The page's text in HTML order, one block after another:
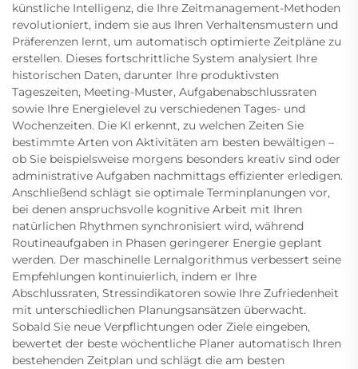
künstliche Intelligenz, die Ihre Zeitmanagement-Methoden
revolutioniert, indem sie aus Ihren Verhaltensmustern und
Präferenzen lernt, um automatisch optimierte Zeitpläne zu
erstellen. Dieses fortschrittliche System analysiert Ihre
historischen Daten, darunter Ihre produktivsten
Tageszeiten, Meeting-Muster, Aufgabenabschlussraten
sowie Ihre Energielevel zu verschiedenen Tages- und
Wochenzeiten. Die KI erkennt, zu welchen Zeiten Sie
bestimmte Arten von Aktivitäten am besten bewältigen –
ob Sie beispielsweise morgens besonders kreativ sind oder
administrative Aufgaben nachmittags effizienter erledigen.
Anschließend schlägt sie optimale Terminplanungen vor,
bei denen anspruchsvolle kognitive Arbeit mit Ihren
natürlichen Rhythmen synchronisiert wird, während
Routineaufgaben in Phasen geringerer Energie geplant
werden. Der maschinelle Lernalgorithmus verbessert seine
Empfehlungen kontinuierlich, indem er Ihre
Abschlussraten, Stressindikatoren sowie Ihre Zufriedenheit
mit unterschiedlichen Planungsansätzen überwacht.
Sobald Sie neue Verpflichtungen oder Ziele eingeben,
bewertet der beste wöchentliche Planer automatisch Ihren
bestehenden Zeitplan und schlägt die am besten